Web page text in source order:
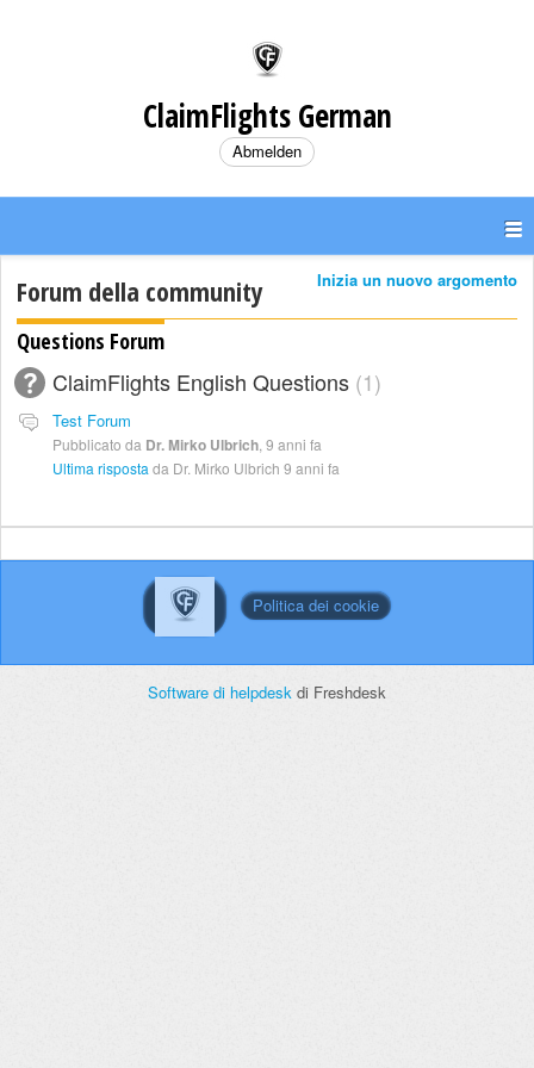
ClaimFlights German
Abmelden
Forum della community Inizia un nuovo argomento
Questions Forum
ClaimFlights English Questions 1
Test Forum
Pubblicato da Dr. Mirko Ulbrich 9 anni fa
Ultima risposta da Dr. Mirko Ulbrich 9 anni fa
Politica dei cookie
Software di helpdesk di Freshdesk